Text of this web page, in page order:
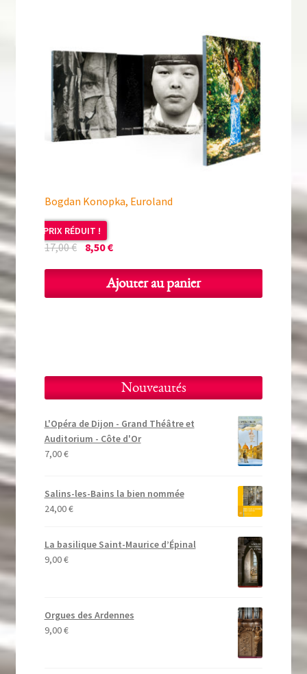
Bogdan Konopka, Euroland
PRIX RÉDUIT !
17,00€Le
était :
8,50€Le
actuel
est :
Ajouter au panier
Nouveautés
L'Opéra de Dijon - Grand Théâtre et
Auditorium - Côte d'Or
7,00€
Salins-les-Bains la bien nommée
24,00€
La basilique Saint-Maurice d’Épinal
9,00€
Orgues des Ardennes
9,00€